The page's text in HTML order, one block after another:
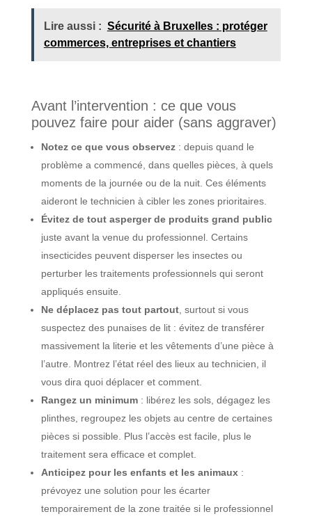
Lire aussi : Sécurité à Bruxelles : protéger
commerces, entreprises et chantiers
Avant l’intervention : ce que vous
pouvez faire pour aider (sans aggraver)
Notez ce que vous observez: depuis quand le
problème a commencé, dans quelles pièces, à quels
moments de la journée ou de la nuit. Ces éléments
aideront le technicien à cibler les zones prioritaires.
Évitez de tout asperger de produits grand public
juste avant la venue du professionnel. Certains
insecticides peuvent disperser les insectes ou
perturber les traitements professionnels qui seront
appliqués ensuite.
Ne déplacez pas tout partout, surtout si vous
suspectez des punaises de lit : évitez de transférer
massivement la literie et les vêtements d’une pièce à
l’autre. Montrez l’état réel des lieux au technicien, il
vous dira quoi déplacer et comment.
Rangez un minimum: libérez les sols, dégagez les
plinthes, regroupez les objets au centre de certaines
pièces si possible. Plus l’accès est facile, plus le
traitement sera efficace et complet.
Anticipez pour les enfants et les animaux:
prévoyez une solution pour les écarter
temporairement de la zone traitée si le professionnel